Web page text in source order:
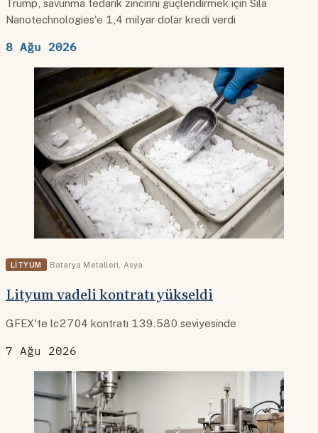
Trump, savunma tedarik zincirini güçlendirmek için Sila
Nanotechnologies'e 1,4 milyar dolar kredi verdi
8 Ağu 2026
LITYUM Batarya Metalleri, Asya
Lityum vadeli kontratı yükseldi
GFEX'te lc2704 kontratı 139.580 seviyesinde
7 Ağu 2026